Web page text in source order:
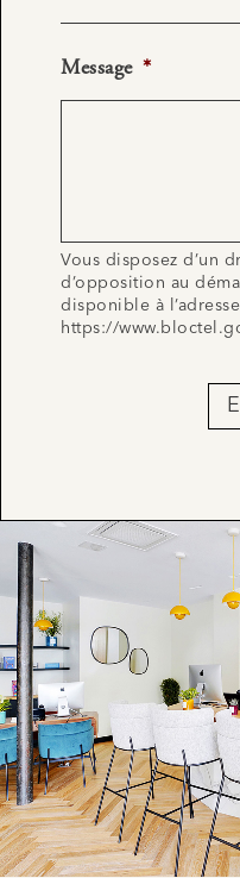
Message *
Vous disposez d’un
d’opposition au
disponible à
https://